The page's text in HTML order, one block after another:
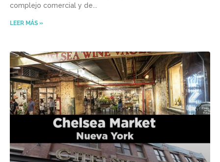
complejo comercial y de
LEER MÁS »